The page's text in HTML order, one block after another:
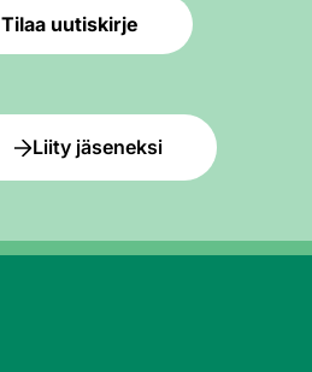
Tilaa uutiskirje
Liity jäseneksi